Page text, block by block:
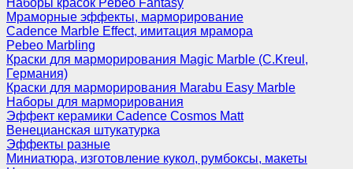
Наборы красок Pebeo Fantasy
Мраморные эффекты, марморирование
Cadence Marble Effect, имитация мрамора
Pebeo Marbling
Краски для марморирования Magic Marble (C.Kreul,
Германия)
Краски для марморирования Marabu Easy Marble
Наборы для марморирования
Эффект керамики Cadence Cosmos Matt
Венецианская штукатурка
Эффекты разные
Миниатюра, изготовление кукол, румбоксы, макеты